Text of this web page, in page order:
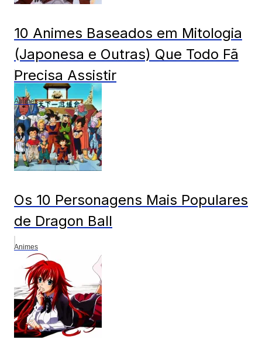
10 Animes Baseados em Mitologia
(Japonesa e Outras) Que Todo Fã
Precisa Assistir
Animes
Os 10 Personagens Mais Populares
de Dragon Ball
Animes